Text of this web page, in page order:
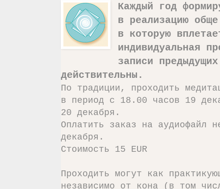
Каждый год
в реализацию
в которую
индивидуальная
записи
действительны.
По традиции, проходить
в период с 18.00 часов 19
20 декабря.
Оплатить заказ на аудиофайл
декабря.
Стоимость 15 EUR
Проходить могут как
независимо от кона (в том